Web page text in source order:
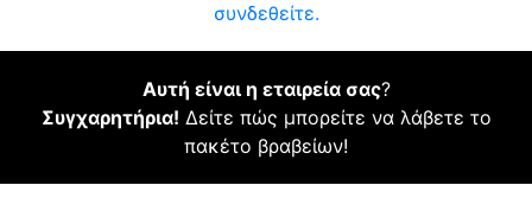
συνδεθείτε.
Αυτή είναι η εταιρεία σας?
Συγχαρητήρια! Δείτε πώς μπορείτε να λάβετε το
πακέτο βραβείων!